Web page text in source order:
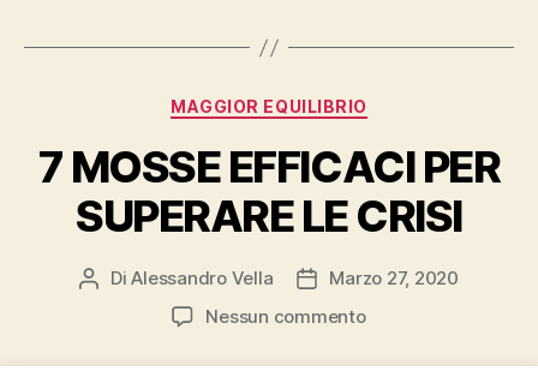
Categorie
MAGGIOR EQUILIBRIO
7 MOSSE EFFICACI PER
SUPERARE LE CRISI
Autore
DiAlessandro Vella
DataMarzo 27, 2020
Nessun commentosu